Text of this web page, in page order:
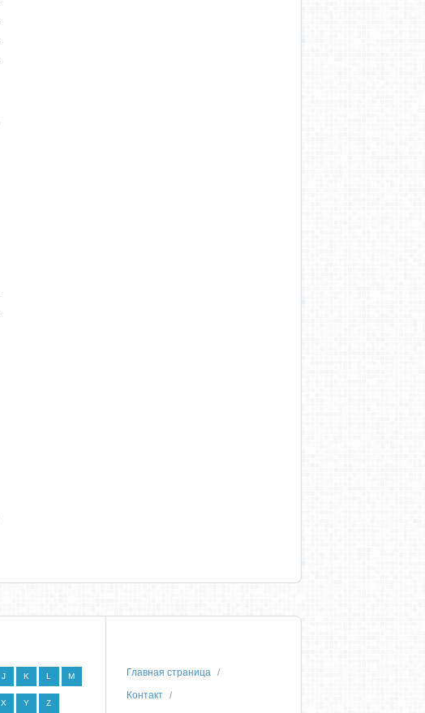
J K L M
X Y Z
Главная страница
Контакт